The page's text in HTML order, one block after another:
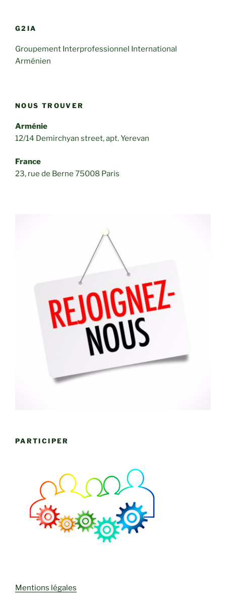
G2IA
Groupement Interprofessionnel International
Arménien
NOUS TROUVER
Arménie
12/14 Demirchyan street, apt. Yerevan
France
23, rue de Berne 75008 Paris
PARTICIPER
Mentions légales